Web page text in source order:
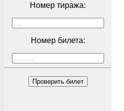
Номер тиража:
Номер билета:
Проверить билет